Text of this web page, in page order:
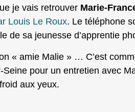
je vais retrouver Marie-
Louis Le Roux. Le téléphone
de sa jeunesse d’apprentie
« amie Malie » … C’est
pour un entretien avec
aux yeux.